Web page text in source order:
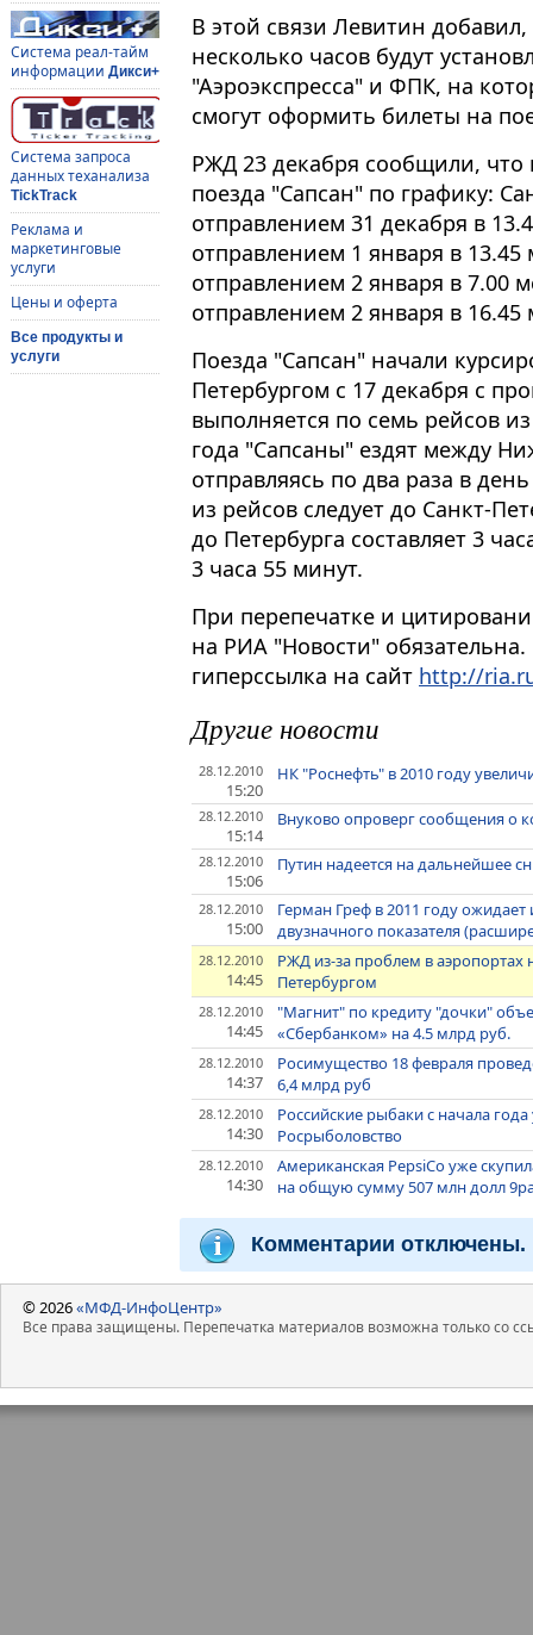
Система реал-тайм
информации Дикси+
Система запроса
данных теханализа
TickTrack
Реклама и
маркетинговые
услуги
Цены и оферта
Все продукты и
услуги
В этой связи Левитин
несколько часов будут
"Аэроэкспресса" и ФПК, на
смогут оформить билеты на
РЖД 23 декабря сообщили,
поезда "Сапсан" по графику:
отправлением 31 декабря в
отправлением 1 января в
отправлением 2 января в 7.00
отправлением 2 января в 16.45
Поезда "Сапсан" начали
Петербургом с 17 декабря с
выполняется по семь рейсов
года "Сапсаны" ездят между
отправляясь по два раза в
из рейсов следует до Санкт-
до Петербурга составляет 3
3 часа 55 минут.
При перепечатке и
на РИА "Новости"
гиперссылка на сайт http://
Другие новости
28.12.2010
15:20
НК "Роснефть" в 2010 году
28.12.2010
15:14
Внуково опроверг сообщения о
28.12.2010
15:06
Путин надеется на дальнейшее
28.12.2010
15:00
Герман Греф в 2011 году
двузначного показателя
28.12.2010
14:45
РЖД из-за проблем в
Петербургом
28.12.2010
14:45
"Магнит" по кредиту "дочки"
«Сбербанком» на 4.5 млрд руб.
28.12.2010
14:37
Росимущество 18 февраля
6,4 млрд руб
28.12.2010
14:30
Российские рыбаки с начала
Росрыболовство
28.12.2010
14:30
Американская PepsiCo уже
на общую сумму 507 млн долл
Комментарии отключены.
© 2026«МФД-ИнфоЦентр»
Все права защищены. Перепечатка материалов возможна только со